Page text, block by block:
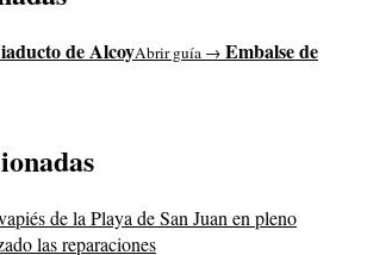
de AlcoyAbrir guía → Embalse de